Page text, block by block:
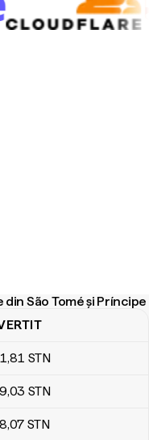
São Tomé și Príncipe
São Tomé și Príncipe
1,81 STN
9,03 STN
,07 STN